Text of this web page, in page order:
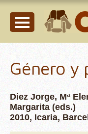
Género y
Diez Jorge, Mª
Margarita (eds.)
2010, Icaria,